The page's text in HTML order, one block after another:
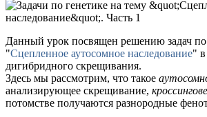
Данный урок посвящен решению задач по
"Сцепленное аутосомное наследование"
дигибридного скрещивания.
Здесь мы рассмотрим, что такое
анализирующее скрещивание,
потомстве получаются разнородные